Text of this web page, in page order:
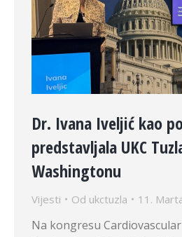
Dr. Ivana Iveljić kao
predstavljala UKC
Washingtonu
Vijesti Od ukctuzla 11.
Na kongresu